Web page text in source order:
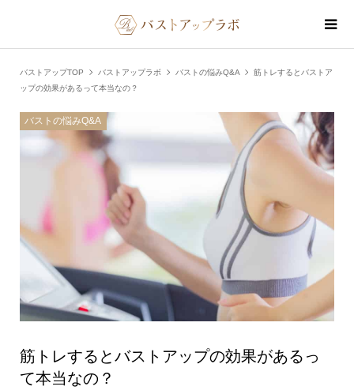
バストアップTOP バストアップラボ バストの悩みQ&A
筋トレするとバストア
ップの効果があるって本当なの？
バストの悩みQ&A
筋トレするとバストアップの効果があるっ
て本当なの？